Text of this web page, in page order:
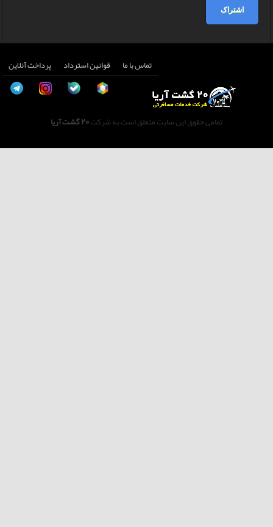
اشتراک
تماس با ما قوانین استرداد پرداخت آنلاین
تمامی حقوق این سایت متعلق است به شرکت20 گشت آریا